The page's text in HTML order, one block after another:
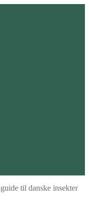
til danske insekter